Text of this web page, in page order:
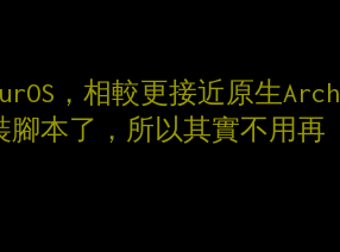
，相較更接近原生Arch
本了，所以其實不用再